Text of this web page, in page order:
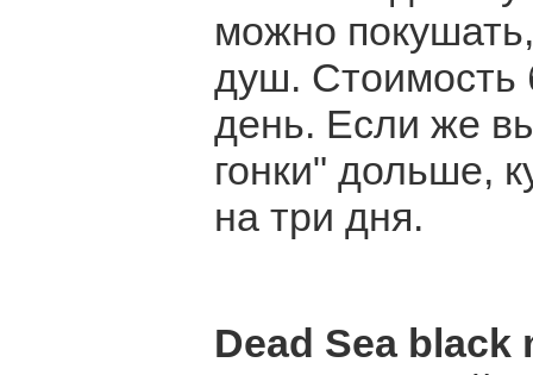
можно
душ. Стоимость
день. Если же
гонки" дольше,
на три дня.
Dead Sea black